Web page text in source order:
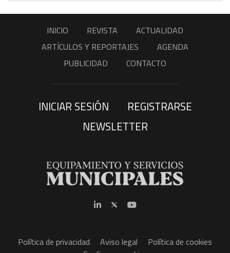
INICIO REVISTA
ACTUALIDAD
ARTÍCULOS Y REPORTAJES
AGENDA
PUBLICIDAD
CONTACTO
INICIAR SESIÓN
REGISTRARSE
NEWSLETTER
Política de privacidad Aviso legal
Política de cookies